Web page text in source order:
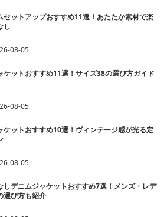
セットアップおすすめ11選！あたたか素材で楽
し
08-05
ケットおすすめ11選！サイズ38の選び方ガイド
08-05
ケットおすすめ10選！ヴィンテージ感が光る定
08-05
しデニムジャケットおすすめ7選！メンズ・レデ
選び方も紹介